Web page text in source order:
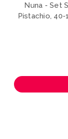
Nuna - Set
Pistachio, 40-